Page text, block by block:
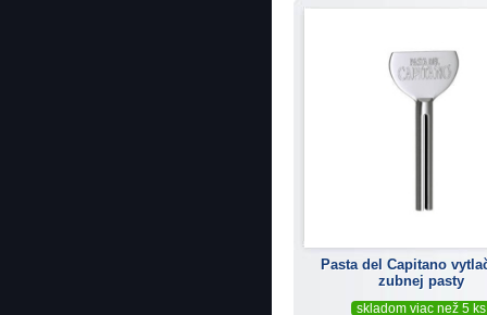
Pasta del Capitano
zubnej pasty
skladom viac než 5 ks